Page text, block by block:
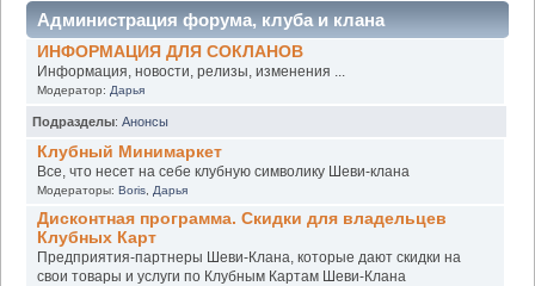
Администрация форума, клуба и клана
ИНФОРМАЦИЯ ДЛЯ СОКЛАНОВ
Информация, новости, релизы, изменения ...
Модератор: Дарья
Подразделы: Анонсы
Клубный Минимаркет
Все, что несет на себе клубную символику Шеви-клана
Модераторы: Boris, Дарья
Дисконтная программа. Скидки для владельцев
Клубных Карт
Предприятия-партнеры Шеви-Клана, которые дают скидки на
свои товары и услуги по Клубным Картам Шеви-Клана